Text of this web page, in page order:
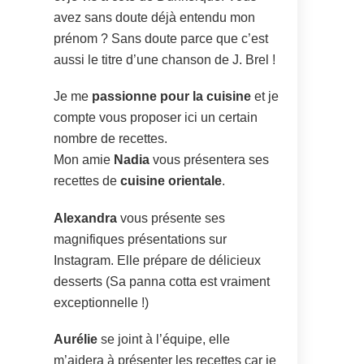
avez sans doute déjà entendu mon
prénom ? Sans doute parce que c’est
aussi le titre d’une chanson de J. Brel !
Je me passionne pour la cuisine et je
compte vous proposer ici un certain
nombre de recettes.
Mon amie Nadia vous présentera ses
recettes de cuisine orientale.
Alexandra vous présente ses
magnifiques présentations sur
Instagram. Elle prépare de délicieux
desserts (Sa panna cotta est vraiment
exceptionnelle !)
Aurélie se joint à l’équipe, elle
m’aidera à présenter les recettes car je